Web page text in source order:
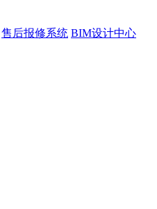
售后报修系统 BIM设计中心